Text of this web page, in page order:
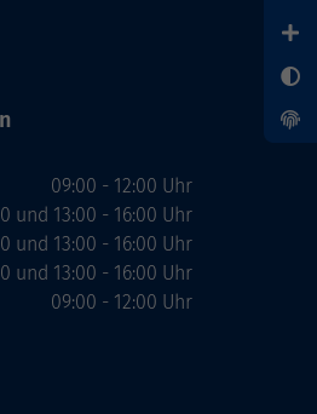
09:00 - 12:00 Uhr
und 13:00 - 16:00 Uhr
und 13:00 - 16:00 Uhr
und 13:00 - 16:00 Uhr
09:00 - 12:00 Uhr